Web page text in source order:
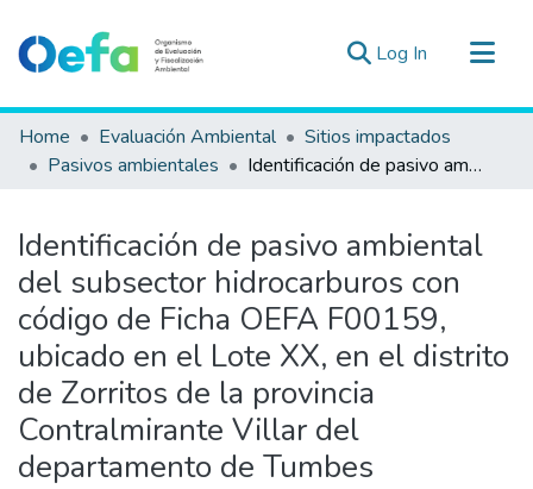
Log In (current)
Communities & Collections
All of DSpace
Estad. Externas
Guias ▾
Home Evaluación Ambiental
Sitios impactados
Pasivos ambientales
Identificación de pasivo ambiental del subsector hidrocarburos con código de Ficha OEFA F00159, ubicado en el Lote XX, en el distrito de Zorritos de la provincia Contralmirante Villar del departamento de Tumbes
Identificación de pasivo ambiental
del subsector hidrocarburos con
código de Ficha OEFA F00159,
ubicado en el Lote XX, en el distrito
de Zorritos de la provincia
Contralmirante Villar del
departamento de Tumbes